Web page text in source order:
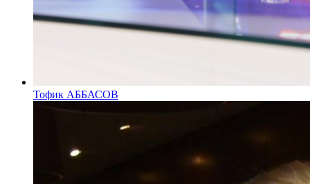
Тофик АББАСОВ